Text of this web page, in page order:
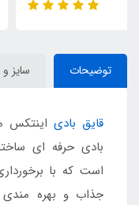
توضیحات سایز
قایق بادی
بادی حرفه ای
است که با
جذاب و بهره